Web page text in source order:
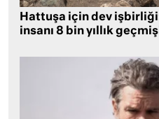
Hattuşa için dev
insanı 8 bin yıllık